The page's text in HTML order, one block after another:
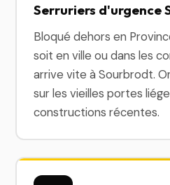
Serruriers d'urgence
Bloqué dehors en
soit en ville ou dans les
arrive vite à Sourbrodt.
sur les vieilles portes
constructions récentes.